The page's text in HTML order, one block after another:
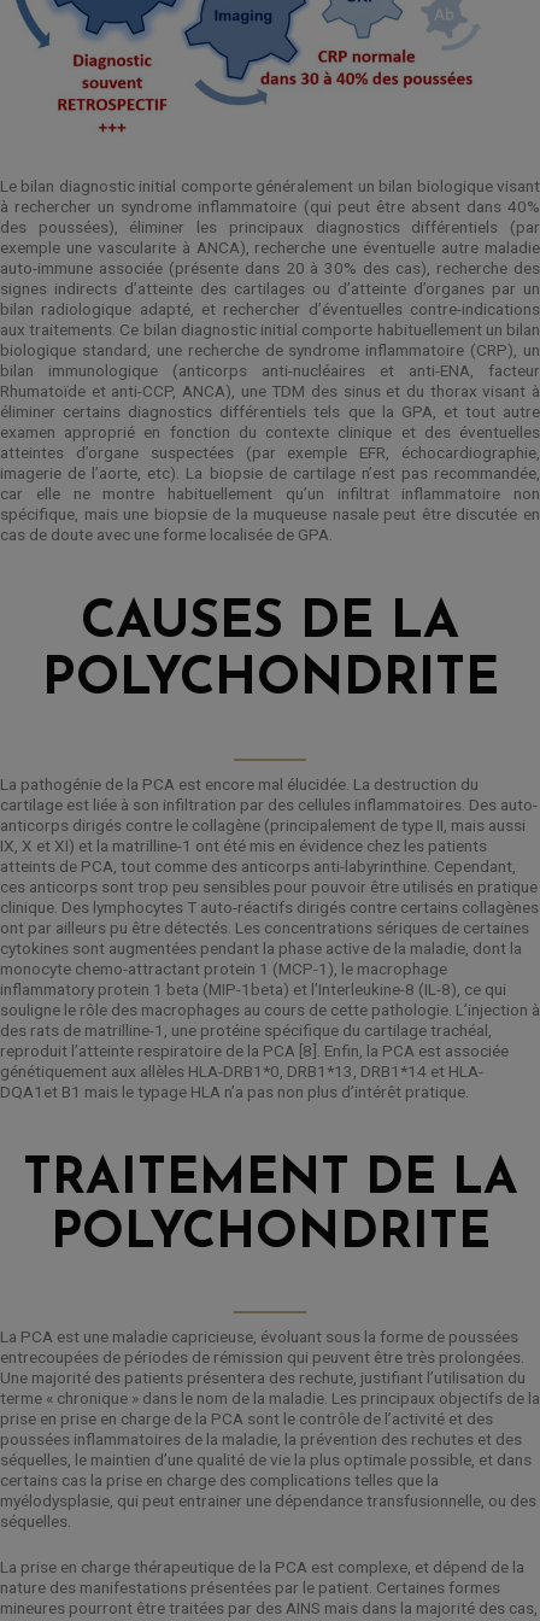
Le bilan diagnostic initial comporte généralement un bilan biologique visant
à rechercher un syndrome inflammatoire (qui peut être absent dans 40%
des poussées), éliminer les principaux diagnostics différentiels (par
exemple une vascularite à ANCA), recherche une éventuelle autre maladie
auto-immune associée (présente dans 20 à 30% des cas), recherche des
signes indirects d’atteinte des cartilages ou d’atteinte d’organes par un
bilan radiologique adapté, et rechercher d’éventuelles contre-indications
aux traitements. Ce bilan diagnostic initial comporte habituellement un bilan
biologique standard, une recherche de syndrome inflammatoire (CRP), un
bilan immunologique (anticorps anti-nucléaires et anti-ENA, facteur
Rhumatoïde et anti-CCP, ANCA), une TDM des sinus et du thorax visant à
éliminer certains diagnostics différentiels tels que la GPA, et tout autre
examen approprié en fonction du contexte clinique et des éventuelles
atteintes d’organe suspectées (par exemple EFR, échocardiographie,
imagerie de l’aorte, etc). La biopsie de cartilage n’est pas recommandée,
car elle ne montre habituellement qu’un infiltrat inflammatoire non
spécifique, mais une biopsie de la muqueuse nasale peut être discutée en
cas de doute avec une forme localisée de GPA.
CAUSES DE LA
POLYCHONDRITE
La pathogénie de la PCA est encore mal élucidée. La destruction du
cartilage est liée à son infiltration par des cellules inflammatoires. Des auto-
anticorps dirigés contre le collagène (principalement de type II, mais aussi
IX, X et XI) et la matrilline-1 ont été mis en évidence chez les patients
atteints de PCA, tout comme des anticorps anti-labyrinthine. Cependant,
ces anticorps sont trop peu sensibles pour pouvoir être utilisés en pratique
clinique. Des lymphocytes T auto-réactifs dirigés contre certains collagènes
ont par ailleurs pu être détectés . Les concentrations sériques de certaines
cytokines sont augmentées pendant la phase active de la maladie, dont la
monocyte chemo-attractant protein 1 (MCP-1), le macrophage
inflammatory protein 1 beta (MIP-1beta) et l’Interleukine-8 (IL-8), ce qui
souligne le rôle des macrophages au cours de cette pathologie. L’injection à
des rats de matrilline-1, une protéine spécifique du cartilage trachéal,
reproduit l’atteinte respiratoire de la PCA [8] . Enfin, la PCA est associée
génétiquement aux allèles HLA-DRB1*0, DRB1*13, DRB1*14 et HLA-
DQA1et B1 mais le typage HLA n’a pas non plus d’intérêt pratique.
TRAITEMENT DE LA
POLYCHONDRITE
La PCA est une maladie capricieuse, évoluant sous la forme de poussées
entrecoupées de périodes de rémission qui peuvent être très prolongées.
Une majorité des patients présentera des rechute, justifiant l’utilisation du
terme « chronique » dans le nom de la maladie. Les principaux objectifs de la
prise en prise en charge de la PCA sont le contrôle de l’activité et des
poussées inflammatoires de la maladie, la prévention des rechutes et des
séquelles, le maintien d’une qualité de vie la plus optimale possible, et dans
certains cas la prise en charge des complications telles que la
myélodysplasie, qui peut entrainer une dépendance transfusionnelle, ou des
séquelles.
La prise en charge thérapeutique de la PCA est complexe, et dépend de la
nature des manifestations présentées par le patient. Certaines formes
mineures pourront être traitées par des AINS mais dans la majorité des cas,